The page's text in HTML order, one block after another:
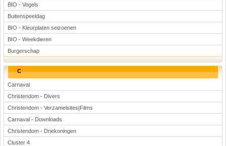
BIO - Vogels
Buitenspeeldag
BIO - Kleurplaten seizoenen
BIO - Weekdieren
Burgerschap
C
Carnaval
Christendom - Divers
Christendom - Verzamelsites|Films
Carnaval - Downloads
Christendom - Driekoningen
Cluster 4